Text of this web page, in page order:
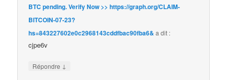
BTC pending. Verify Now >> https://graph.org/CLAIM-
BITCOIN-07-23?
hs=843227602e0c2968143cddfbac90fba6& a dit :
cjpe6v
Répondre ↓